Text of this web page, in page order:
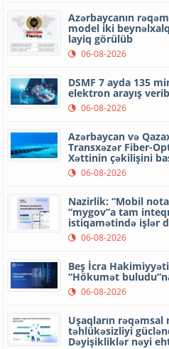
Azərbaycanın
model iki
layiq görülüb
06-08-2026
DSMF 7 ayda 135
elektron arayış verib
06-08-2026
Azərbaycan və
Transxəzər Fiber-
Xəttinin çəkilişini
06-08-2026
Nazirlik: “Mobil
“mygov”a tam
istiqamətində işlər
06-08-2026
Beş İcra
“Hökumət
06-08-2026
Uşaqların
təhlükəsizliyi
Dəyişikliklər nəyi